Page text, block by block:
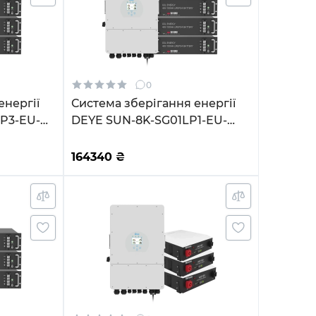
EU-
0
Система зберігання енергії
DEYE SUN-8K-SG01LP1-EU-
3BAT LiFePO4 6500 циклів
164340₴